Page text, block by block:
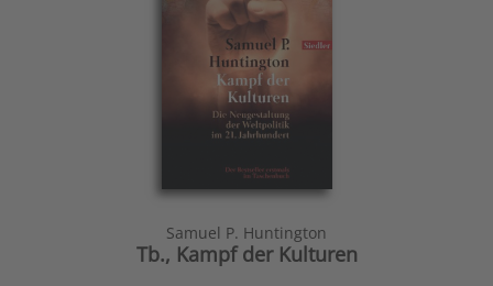
Samuel P. Huntington
Tb., Kampf der Kulturen